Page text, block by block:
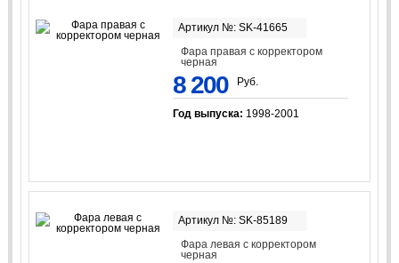
Артикул №: SK-41665
Фара правая с корректором
черная
8 200 Руб.
Год выпуска: 1998-2001
Артикул №: SK-85189
Фара левая с корректором
черная